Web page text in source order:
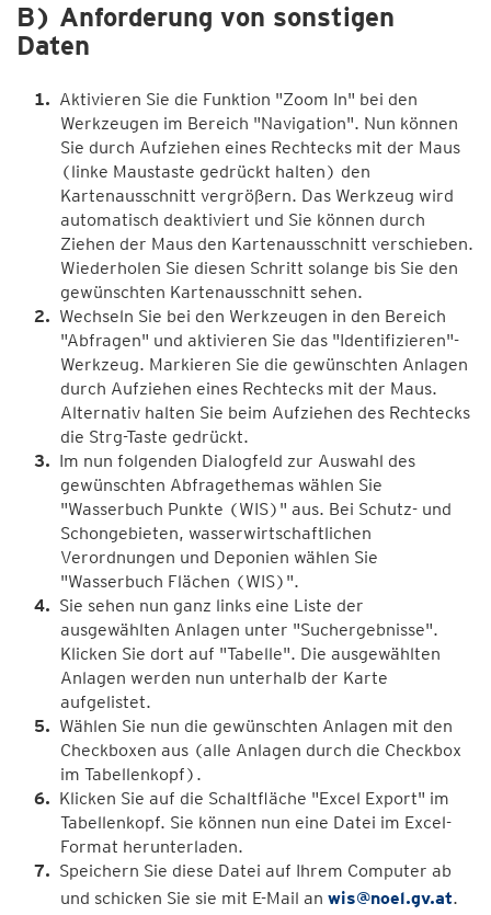
B) Anforderung von sonstigen
Daten
Aktivieren Sie die Funktion "Zoom In" bei den
Werkzeugen im Bereich "Navigation". Nun können
Sie durch Aufziehen eines Rechtecks mit der Maus
(linke Maustaste gedrückt halten) den
Kartenausschnitt vergrößern. Das Werkzeug wird
automatisch deaktiviert und Sie können durch
Ziehen der Maus den Kartenausschnitt verschieben.
Wiederholen Sie diesen Schritt solange bis Sie den
gewünschten Kartenausschnitt sehen.
Wechseln Sie bei den Werkzeugen in den Bereich
"Abfragen" und aktivieren Sie das "Identifizieren"-
Werkzeug. Markieren Sie die gewünschten Anlagen
durch Aufziehen eines Rechtecks mit der Maus.
Alternativ halten Sie beim Aufziehen des Rechtecks
die Strg-Taste gedrückt.
Im nun folgenden Dialogfeld zur Auswahl des
gewünschten Abfragethemas wählen Sie
"Wasserbuch Punkte (WIS)" aus. Bei Schutz- und
Schongebieten, wasserwirtschaftlichen
Verordnungen und Deponien wählen Sie
"Wasserbuch Flächen (WIS)".
Sie sehen nun ganz links eine Liste der
ausgewählten Anlagen unter "Suchergebnisse".
Klicken Sie dort auf "Tabelle". Die ausgewählten
Anlagen werden nun unterhalb der Karte
aufgelistet.
Wählen Sie nun die gewünschten Anlagen mit den
Checkboxen aus (alle Anlagen durch die Checkbox
im Tabellenkopf).
Klicken Sie auf die Schaltfläche "Excel Export" im
Tabellenkopf. Sie können nun eine Datei im Excel-
Format herunterladen.
Speichern Sie diese Datei auf Ihrem Computer ab
und schicken Sie sie mit E-Mail an wis@noel.gv.at.